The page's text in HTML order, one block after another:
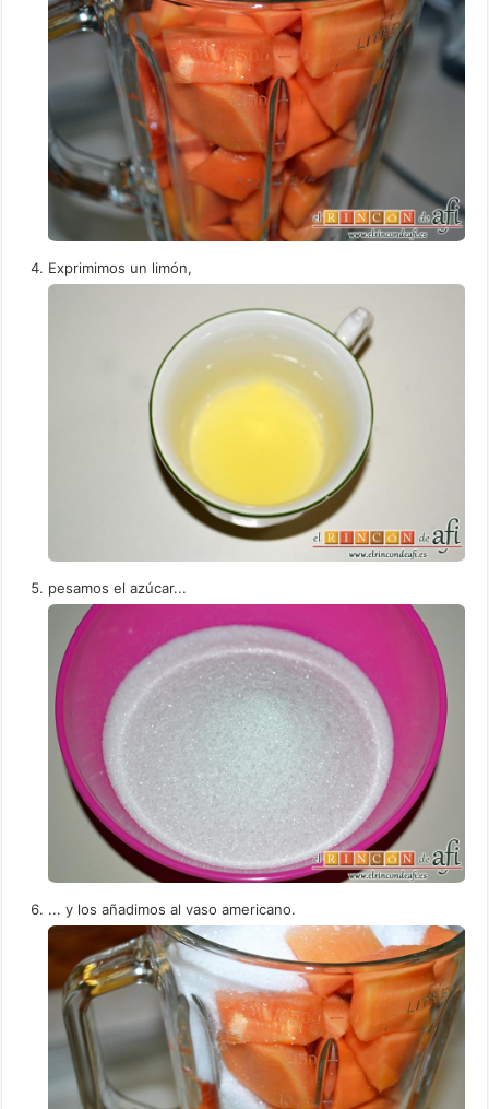
Exprimimos un limón,
pesamos el azúcar...
... y los añadimos al vaso americano.